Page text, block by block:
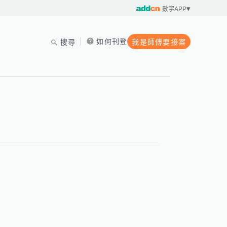
數字APP
搜尋 如何刊登 我是師傅要接案